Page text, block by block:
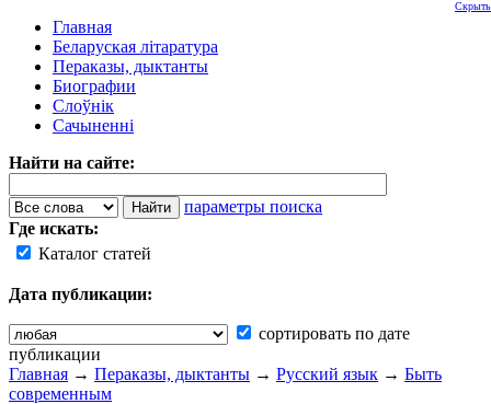
Главная
Беларуская літаратура
Пераказы, дыктанты
Биографии
Слоўнік
Сачыненні
Найти на сайте:
параметры поиска
Где искать:
Каталог статей
Дата публикации:
сортировать по дате
публикации
Скрыть
Главная → Пераказы, дыктанты → Русский язык → Быть
современным